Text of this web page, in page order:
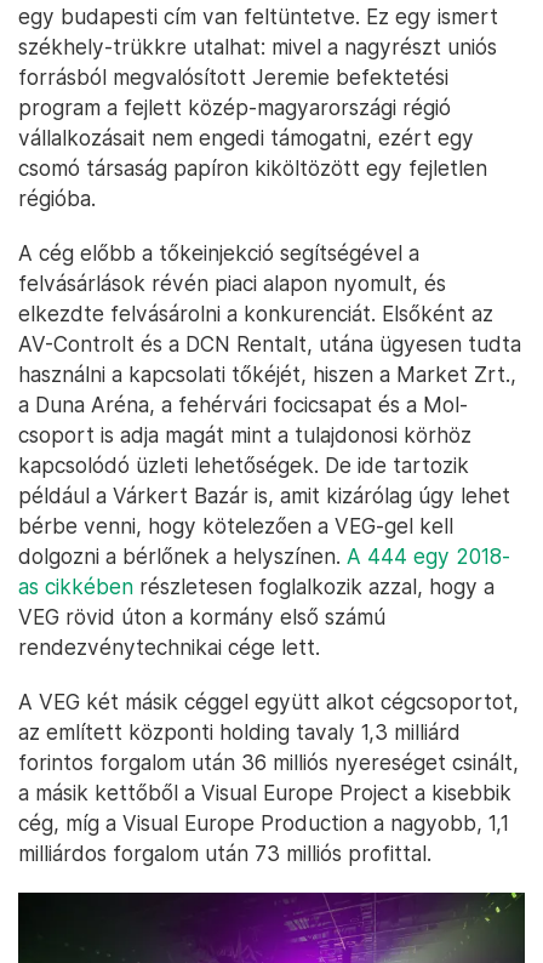
egy budapesti cím van feltüntetve. Ez egy ismert
székhely-trükkre utalhat: mivel a nagyrészt uniós
forrásból megvalósított Jeremie befektetési
program a fejlett közép-magyarországi régió
vállalkozásait nem engedi támogatni, ezért egy
csomó társaság papíron kiköltözött egy fejletlen
régióba.
A cég előbb a tőkeinjekció segítségével a
felvásárlások révén piaci alapon nyomult, és
elkezdte felvásárolni a konkurenciát. Elsőként az
AV-Controlt és a DCN Rentalt, utána ügyesen tudta
használni a kapcsolati tőkéjét, hiszen a Market Zrt.,
a Duna Aréna, a fehérvári focicsapat és a Mol-
csoport is adja magát mint a tulajdonosi körhöz
kapcsolódó üzleti lehetőségek. De ide tartozik
például a Várkert Bazár is, amit kizárólag úgy lehet
bérbe venni, hogy kötelezően a VEG-gel kell
dolgozni a bérlőnek a helyszínen. A 444 egy 2018-
as cikkében részletesen foglalkozik azzal, hogy a
VEG rövid úton a kormány első számú
rendezvénytechnikai cége lett.
A VEG két másik céggel együtt alkot cégcsoportot,
az említett központi holding tavaly 1,3 milliárd
forintos forgalom után 36 milliós nyereséget csinált,
a másik kettőből a Visual Europe Project a kisebbik
cég, míg a Visual Europe Production a nagyobb, 1,1
milliárdos forgalom után 73 milliós profittal.